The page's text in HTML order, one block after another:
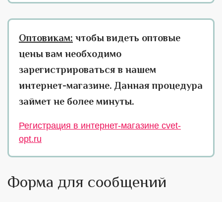
Оптовикам: чтобы видеть оптовые
цены вам необходимо
зарегистрироваться в нашем
интернет-магазине. Данная процедура
займет не более минуты.
Регистрация в интернет-магазине cvet-
opt.ru
Форма для сообщений